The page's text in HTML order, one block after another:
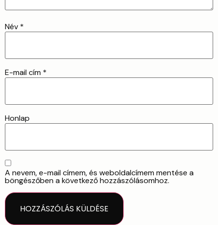
Név *
E-mail cím *
Honlap
A nevem, e-mail címem, és weboldalcímem mentése a
böngészőben a következő hozzászólásomhoz.